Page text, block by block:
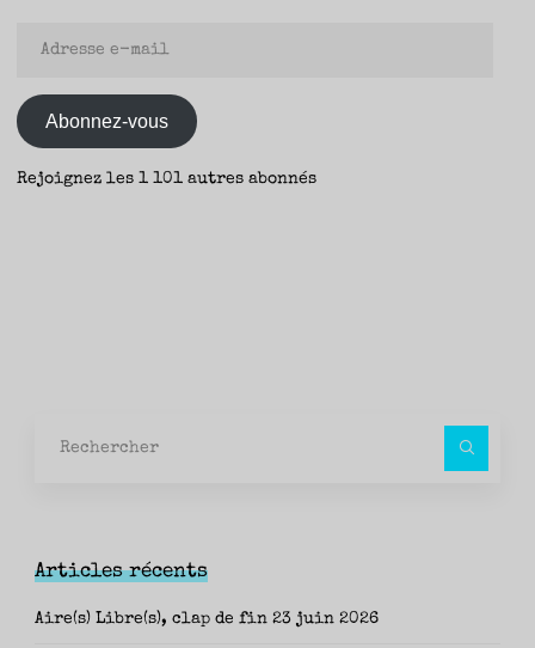
mail
Abonnez-vous
Rejoignez les 1 101 autres abonnés
Articles récents
Aire(s) Libre(s), clap de fin 23 juin 2026